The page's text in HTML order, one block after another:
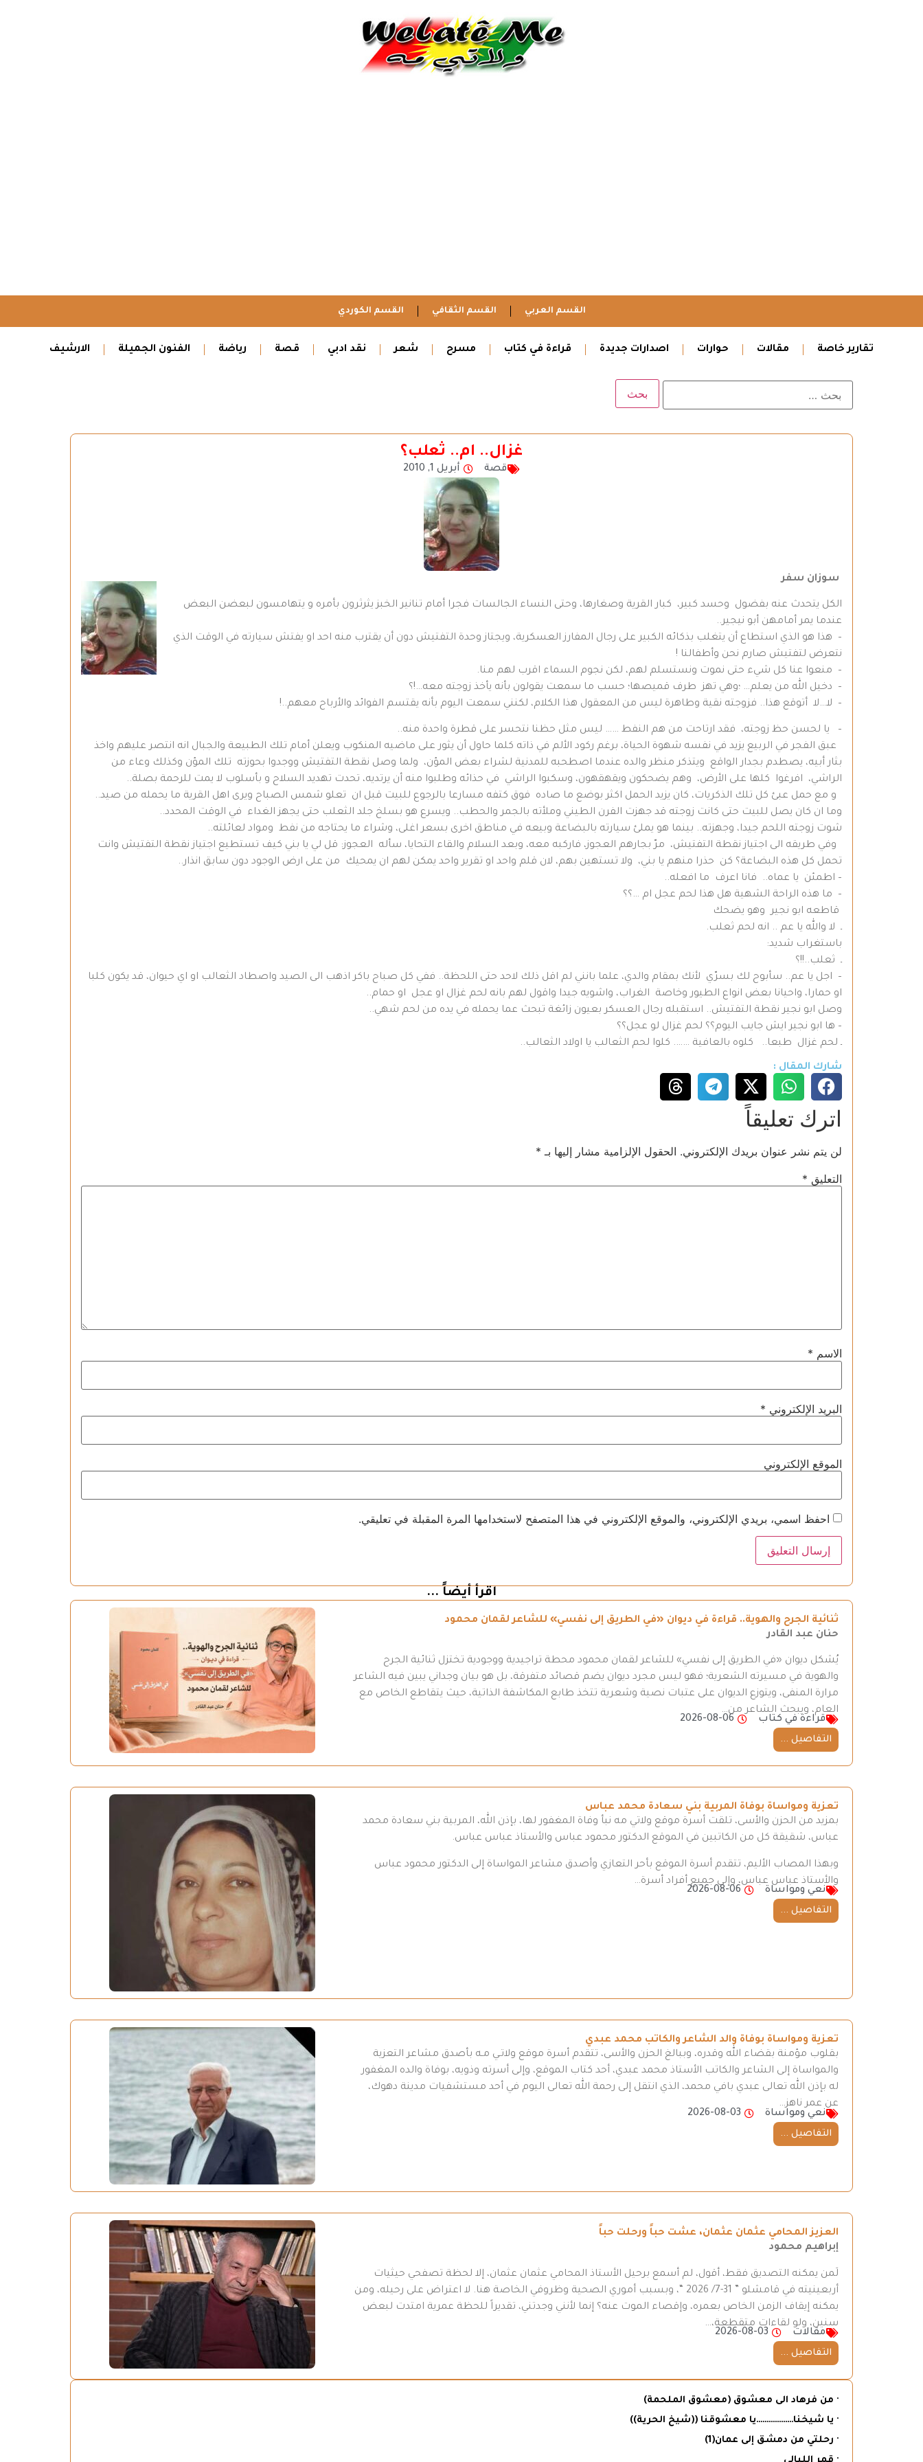
القسم العربي القسم الثقافي القسم الكوردي
تقارير خاصة مقالات حوارات اصدارات جديدة قراءة في كتاب مسرح شعر نقد ادبي قصة رياضة الفنون الجميلة الارشيف
غزال.. ام.. ثعلب؟
قصة أبريل 1, 2010
سوزان سفر
الكل يتحدث عنه بفضول وحسد كبير، كبار القرية وصغارها، وحتى النساء الجالسات فجرا أمام تنانير الخبز يثرثرون بأمره و يتهامسون لبعضن البعض
عندما يمر أمامهن أبو نيجير..
– هذا هو الذي استطاع أن يتغلب بذكائه الكبير على رجال المفارز العسكرية، ويجتاز وحدة التفتيش دون أن يقترب منه احد او يفتش سيارته في الوقت الذي
نتعرض لتفتيش صارم نحن وأطفالنا !
– منعوا عنا كل شيء حتى نموت ونستسلم لهم، لكن نجوم السماء اقرب لهم منا.
– دخيل الله من يعلم… ؛وهي تهز طرف قميصها؛ حسب ما سمعت يقولون بأنه يأخذ زوجته معه…!؟
– لا…لا أتوقع هذا.. فزوجته نقية وطاهرة ليس من المعقول هذا الكلام، لكنني سمعت اليوم بأنه يقتسم الفوائد والأرباح معهم..!
– يا لحسن حظ زوجته، فقد ارتاحت من هم النفط …… ليس مثل حظنا نتحسر على قطرة واحدة منه..
عبق الفجر في الربيع يزيد في نفسه شهوة الحياة، برغم ركود الألم في ذاته كلما حاول أن يثور على ماضيه المنكوب ويعلن أمام تلك الطبيعة والجبال انه انتصر عليهم واخذ
بثار أبيه، يصطدم بجدار الواقع ويتذكر منظر والده عندما اصطحبه للمدنية لشراء بعض المؤن، ولما وصل نقطة التفتيش ووجدوا بحوزته تلك المؤن وكذلك وعاء من
الراشي، افرغوا كلها على الأرض، وهم يضحكون ويقهقهون، وسكبوا الراشي في حذائه وطلبوا منه أن يرتديه، تحدت تهديد السلاح و بأسلوب لا يمت للرحمة بصلة..
و مع حمل عبئ كل تلك الذكريات، كان يزيد الحمل اكثر بوضع ما صاده فوق كتفه مسارعا بالرجوع للبيت قبل ان تعلو شمس الصباح ويرى اهل القرية ما يحمله من صيد..
وما ان كان يصل للبيت حتى كانت زوجته قد جهزت الفرن الطيني وملأته بالجمر والحطب.. ويسرع هو بسلخ جلد الثعلب حتى يجهز الغداء في الوقت المحدد..
شوت زوجته اللحم جيدا، وجهزته.. بينما هو يملئ سيارته بالبضاعة وبيعه في مناطق اخرى بسعر اغلى، وشراء ما يحتاجه من نفط ومواد لعائلته..
وفي طريقه الى اجتياز نقطة التفتيش، مرّ بجارهم العجوز، فاركبه معه، وبعد السلام والقاء التحايا، سأله العجوز: قل لي يا بني كيف تستطيع اجتياز نقطة التفتيش وانت
تحمل كل هذه البضاعة؟ كن حذرا منهم يا بني، ولا تستهين بهم، لان قلم واحد او تقرير واحد يمكن لهم ان يمحيك من على ارض الوجود دون سابق انذار..
– اطمئن يا عماه.. فانا اعرف ما افعله..
– ما هذه الراحة الشهية هل هذا لحم عجل ام …؟؟
قاطعه ابو نجير وهو يضحك
ـ لا والله يا عم .. انه لحم ثعلب.
باستغراب شديد:
ـ ثعلب..!!؟
– اجل يا عم.. سأبوح لك بسرّي لأنك بمقام والدي، علما بانني لم اقل ذلك لاحد حتى اللحظة.. ففي كل صباح باكر اذهب الى الصيد واصطاد الثعالب او اي حيوان، قد يكون كلبا
او حمارا، واحيانا بعض انواع الطيور وخاصة الغراب، واشويه جيدا واقول لهم بانه لحم غزال او عجل او حمام..
وصل ابو نجير نقطة التفتيش.. استقبله رجال العسكر بعيون زائغة تبحث عما يحمله في يده من لحم شهي..
– ها ابو نجير ايش جايب اليوم؟؟ لحم غزال لو عجل؟؟
ـ لحم غزال طبعا.. كلوه بالعافية ……. كلوا لحم الثعالب يا اولاد الثعالب..
شارك المقال :
اترك تعليقاً
لن يتم نشر عنوان بريدك الإلكتروني. الحقول الإلزامية مشار إليها بـ *
التعليق *
الاسم *
البريد الإلكتروني *
الموقع الإلكتروني
احفظ اسمي، بريدي الإلكتروني، والموقع الإلكتروني في هذا المتصفح لاستخدامها المرة المقبلة في تعليقي.
اقرأ أيضاً ...
ثنائية الجرح والهوية.. قراءة في ديوان «في الطريق إلى نفسي» للشاعر لقمان محمود
حنان عبد القادر
يُشكل ديوان «في الطريق إلى نفسي» للشاعر لقمان محمود محطة تراجيدية ووجودية تختزل ثنائية الجرح
والهوية في مسيرته الشعرية؛ فهو ليس مجرد ديوان يضم قصائد متفرقة، بل هو بيان وجداني يبين فيه الشاعر
مرارة المنفى، ويتوزع الديوان على عتبات نصية وشعرية تتخذ طابع المكاشفة الذاتية، حيث يتقاطع الخاص مع
العام، ويبحث الشاعر من…
قراءة في كتاب
2026-08-06
التفاصيل ...
تعزية ومواساة بوفاة المربية بني سعادة محمد عباس
بمزيد من الحزن والأسى، تلقت أسرة موقع ولاتي مه نبأ وفاة المغفور لها، بإذن الله، المربية بني سعادة محمد
عباس، شقيقة كل من الكاتبين في الموقع الدكتور محمود عباس والأستاذ عباس عباس.
وبهذا المصاب الأليم، تتقدم أسرة الموقع بأحر التعازي وأصدق مشاعر المواساة إلى الدكتور محمود عباس
والأستاذ عباس عباس، وإلى جميع أفراد أسرة…
نعي ومواساة
2026-08-06
التفاصيل ...
تعزية ومواساة بوفاة والد الشاعر والكاتب محمد عبدي
بقلوب مؤمنة بقضاء الله وقدره، وببالغ الحزن والأسى، تتقدم أسرة موقع ولاتـي مـه بأصدق مشاعر التعزية
والمواساة إلى الشاعر والكاتب الأستاذ محمد عبدي، أحد كتاب الموقع، وإلى أسرته وذويه، بوفاة والده المغفور
له بإذن الله تعالى عبدي بافي محمد، الذي انتقل إلى رحمة الله تعالى اليوم في أحد مستشفيات مدينة دهوك،
عن عمر ناهز…
نعي ومواساة
2026-08-03
التفاصيل ...
العزيز المحامي عثمان عثمان، عشت حباً ورحلت حباً
إبراهيم محمود
لَمن يمكنه التصديق فقط، أقول، لم أسمع برحيل الأستاذ المحامي عثمان عثمان، إلا لحظة تصفحي حيثيات
أربعينيته في قامشلو ” 31-7/ 2026 “، وبسبب أموري الصحية وظروفي الخاصة هنا. لا اعتراض على رحيله، ومن
يمكنه إيقاف الزمن الخاص بعمره، وإقصاء الموت عنه؟ إنما لأنني وجدتني، تقديراً للحظة عمرية امتدت لبعض
سنين، ولو لقاءات متقطعة،…
مقالات
2026-08-03
التفاصيل ...
· من فرهاد الى معشوق (معشوق الملحمة)
· يا شيخنا………………يا معشوقنا ((شيخ الحرية))
· رحلتي من دمشق إلى عمان(1)